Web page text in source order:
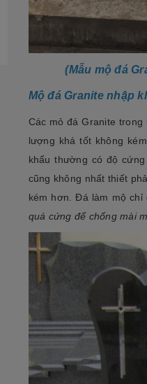
nhiên. Với độ bền cao, mẫu mã
(Mẫu mộ đá
Mộ đá Granite nhập
Các mỏ đá Granite
lượng khá tốt không
khẩu thường có độ
cũng không nhất thiết
kém hơn. Đá làm mộ chỉ
quá cứng để chống mài